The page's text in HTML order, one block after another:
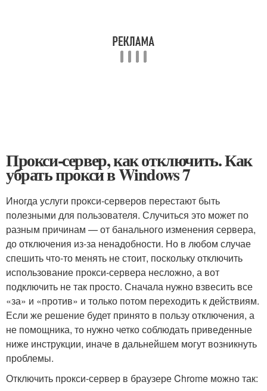
Прокси-сервер, как отключить. Как
убрать прокси в Windows 7
Иногда услуги прокси-серверов перестают быть
полезными для пользователя. Случиться это может по
разным причинам — от банального изменения сервера,
до отключения из-за ненадобности. Но в любом случае
спешить что-то менять не стоит, поскольку отключить
использование прокси-сервера несложно, а вот
подключить не так просто. Сначала нужно взвесить все
«за» и «против» и только потом переходить к действиям.
Если же решение будет принято в пользу отключения, а
не помощника, то нужно четко соблюдать приведенные
ниже инструкции, иначе в дальнейшем могут возникнуть
проблемы.
Отключить прокси-сервер в браузере Chrome можно так: